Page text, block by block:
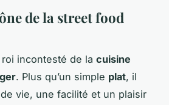
de la street food
incontesté de la cuisine
. Plus qu’un simple plat, il
vie, une facilité et un plaisir